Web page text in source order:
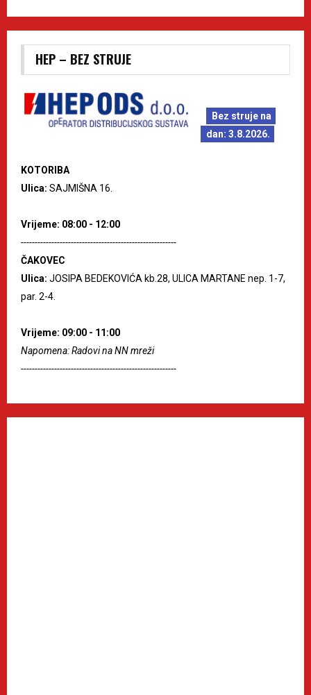
HEP – BEZ STRUJE
Bez struje na
dan: 3.8.2026.
KOTORIBA
Ulica: SAJMIŠNA 16.
Vrijeme: 08:00 - 12:00
--------------------------------------------------------
ČAKOVEC
Ulica: JOSIPA BEDEKOVIĆA kb.28, ULICA MARTANE nep. 1-7,
par. 2-4.
Vrijeme: 09:00 - 11:00
Napomena: Radovi na NN mreži
--------------------------------------------------------